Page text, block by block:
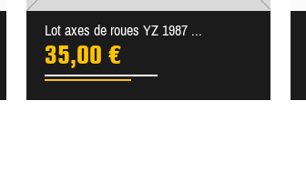
Lot axes de roues YZ 1987 ...
35,00 €